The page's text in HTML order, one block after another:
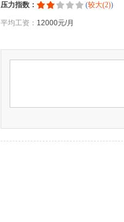
压力指数： (较大(2))
平均工资： 12000元/月